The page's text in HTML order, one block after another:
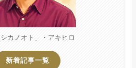
シカノオト」・アキヒロ
新着記事一覧